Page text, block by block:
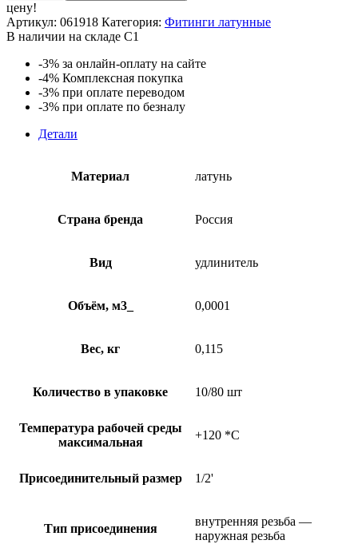
вн
х
80мм
(VTr.198.C)
хром
цену!
Артикул: 061918 Категория: Фитинги латунные
В наличии на складе С1
-3% за онлайн-оплату на сайте
-4% Комплексная покупка
-3% при оплате переводом
-3% при оплате по безналу
Детали
Материал латунь
Страна бренда Россия
Вид удлинитель
Объём, м3_ 0,0001
Вес, кг 0,115
Количество в упаковке 10/80 шт
Температура рабочей среды
максимальная
+120 *C
Присоединительный размер 1/2'
Тип присоединения
внутренняя резьба —
наружная резьба